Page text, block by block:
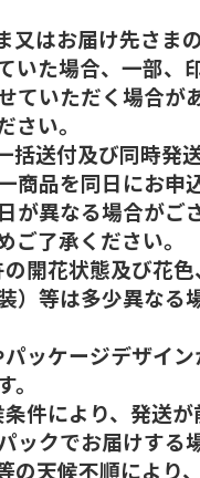
又はお届け先さま
いた場合、一部、
ていただく場合が
さい。
括送付及び同時発
商品を同日にお申
が異なる場合がご
ご了承ください。
開花状態及び花
）等は多少異なる
ッケージデザイ
件により、発送が
ックでお届けする
の天候不順により